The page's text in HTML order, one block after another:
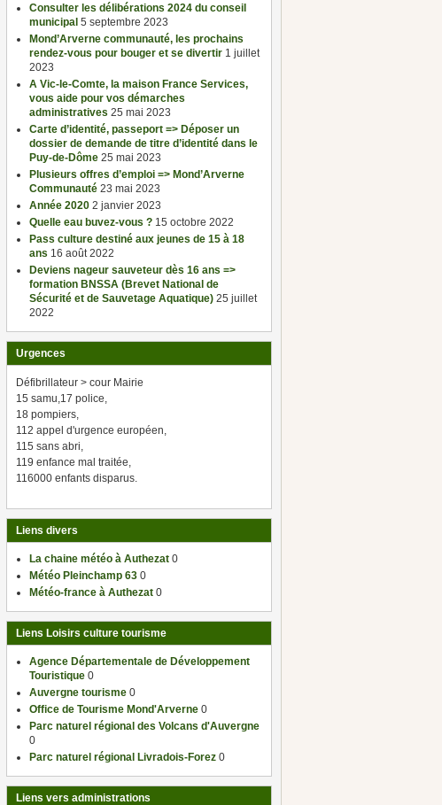
Consulter les délibérations 2024 du conseil
municipal 5 septembre 2023
Mond’Arverne communauté, les prochains
rendez-vous pour bouger et se divertir 1 juillet
2023
A Vic-le-Comte, la maison France Services,
vous aide pour vos démarches
administratives 25 mai 2023
Carte d’identité, passeport => Déposer un
dossier de demande de titre d’identité dans le
Puy-de-Dôme 25 mai 2023
Plusieurs offres d’emploi => Mond’Arverne
Communauté 23 mai 2023
Année 2020 2 janvier 2023
Quelle eau buvez-vous ? 15 octobre 2022
Pass culture destiné aux jeunes de 15 à 18
ans 16 août 2022
Deviens nageur sauveteur dès 16 ans =>
formation BNSSA (Brevet National de
Sécurité et de Sauvetage Aquatique) 25 juillet
2022
Urgences
Défibrillateur > cour Mairie
15 samu,17 police,
18 pompiers,
112 appel d'urgence européen,
115 sans abri,
119 enfance mal traitée,
116000 enfants disparus.
Liens divers
La chaine météo à Authezat 0
Météo Pleinchamp 63 0
Météo-france à Authezat 0
Liens Loisirs culture tourisme
Agence Départementale de Développement
Touristique 0
Auvergne tourisme 0
Office de Tourisme Mond'Arverne 0
Parc naturel régional des Volcans d'Auvergne
0
Parc naturel régional Livradois-Forez 0
Liens vers administrations